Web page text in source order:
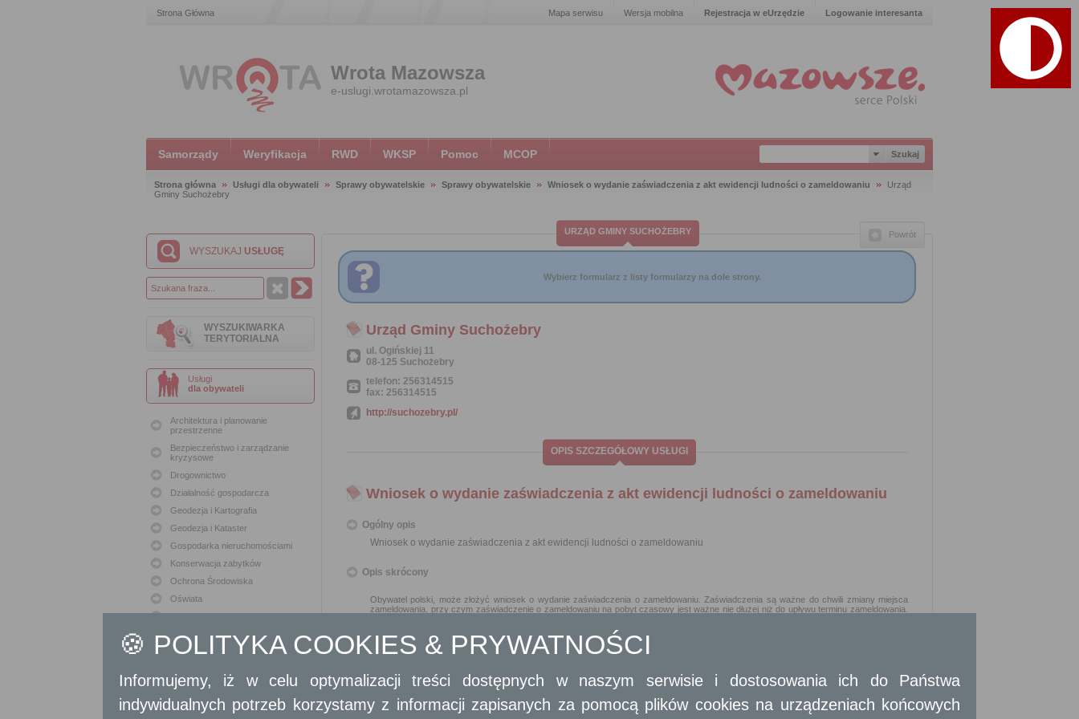
Strona Główna Mapa serwisu Wersja mobilna Rejestracja w eUrzędzie Logowanie interesanta
Wrota Mazowsza
e-uslugi.wrotamazowsza.pl
Samorządy Weryfikacja RWD WKSP Pomoc MCOP
Strona główna Usługi dla obywateli Sprawy obywatelskie Sprawy obywatelskie Wniosek o wydanie zaświadczenia z akt ewidencji ludności o zameldowaniu
Urząd
Gminy Suchożebry
WYSZUKAJ USŁUGĘ
WYSZUKIWARKA
TERYTORIALNA
Usługi
dla obywateli
Architektura i planowanie
przestrzenne
Bezpieczeństwo i zarządzanie
kryzysowe
Drogownictwo
Działalność gospodarcza
Geodezja i Kartografia
Geodezja i Kataster
Gospodarka nieruchomościami
Konserwacja zabytków
Ochrona Środowiska
Oświata
Podatki i opłaty lokalne
Polityka lokalowa
Polityka społeczna
Sport i Rekreacja
Sprawy komunalne
URZĄD GMINY SUCHOŻEBRY Powrót
Wybierz formularz z listy formularzy na dole strony.
Urząd Gminy Suchożebry
ul. Ogińskiej 11
08-125 Suchożebry
telefon: 256314515
fax: 256314515
http://suchozebry.pl/
OPIS SZCZEGÓŁOWY USŁUGI
Wniosek o wydanie zaświadczenia z akt ewidencji ludności o zameldowaniu
Ogólny opis
Wniosek o wydanie zaświadczenia z akt ewidencji ludności o zameldowaniu
Opis skrócony
Obywatel polski, może złożyć wniosek o wydanie zaświadczenia o zameldowaniu. Zaświadczenia są ważne do chwili zmiany miejsca
zameldowania, przy czym zaświadczenie o zameldowaniu na pobyt czasowy jest ważne nie dłużej niż do upływu terminu zameldowania.
opatrzonym własnoręcznym podpisem lub w postaci elektronicznej, opatrzonym kwalifikowanym podpisem elektronicznym, podpisem
zaufanym albo podpisem osobistym.
Wypełniony formularz wniosku w formie pisemnej albo w formie dokumentu elektronicznego.
Dowód osobisty albo w uzasadnionym przypadku inny dokument pozwalający na ustalenie tożsamości. W przypadku załatwienia sprawy
🍪 POLITYKA COOKIES & PRYWATNOŚCI
Informujemy, iż w celu optymalizacji treści dostępnych w naszym serwisie i dostosowania ich do Państwa
indywidualnych potrzeb korzystamy z informacji zapisanych za pomocą plików cookies na urządzeniach końcowych